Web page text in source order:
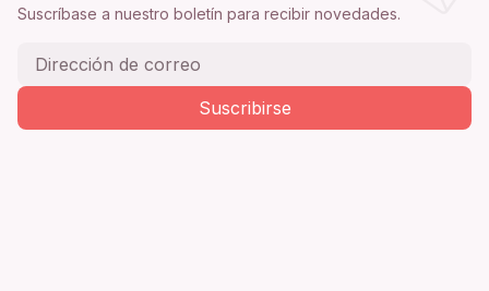
Suscríbase a nuestro boletín para recibir novedades.